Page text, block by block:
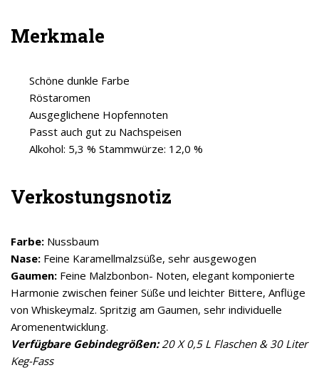
Merkmale
Schöne dunkle Farbe
Röstaromen
Ausgeglichene Hopfennoten
Passt auch gut zu Nachspeisen
Alkohol: 5,3 % Stammwürze: 12,0 %
Verkostungsnotiz
Farbe: Nussbaum
Nase: Feine Karamellmalzsüße, sehr ausgewogen
Gaumen: Feine Malzbonbon- Noten, elegant komponierte
Harmonie zwischen feiner Süße und leichter Bittere, Anflüge
von Whiskeymalz. Spritzig am Gaumen, sehr individuelle
Aromenentwicklung.
Verfügbare Gebindegrößen:20 X 0,5 L Flaschen & 30 Liter
Keg-Fass